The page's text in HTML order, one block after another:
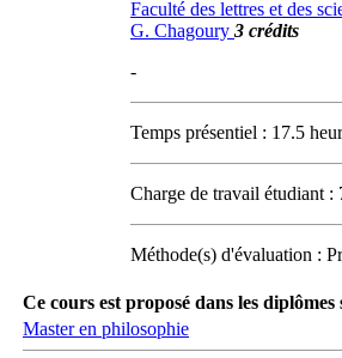
Faculté des lettres et des
G. Chagoury 3 crédits
-
Temps présentiel : 17.5
Charge de travail étudiant :
Méthode(s) d'évaluation :
Ce cours est proposé dans les diplômes
Master en philosophie